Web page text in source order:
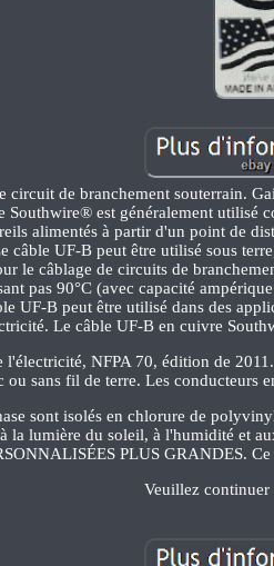
circuit de branchement souterrain.
Southwire® est généralement utilisé
alimentés à partir d'un point de
câble UF-B peut être utilisé sous
le câblage de circuits de
pas 90°C (avec capacité
UF-B peut être utilisé dans des
Le câble UF-B en cuivre
l'électricité, NFPA 70, édition de
ou sans fil de terre. Les conducteurs
sont isolés en chlorure de
la lumière du soleil, à l'humidité et
PLUS GRANDES.
Veuillez